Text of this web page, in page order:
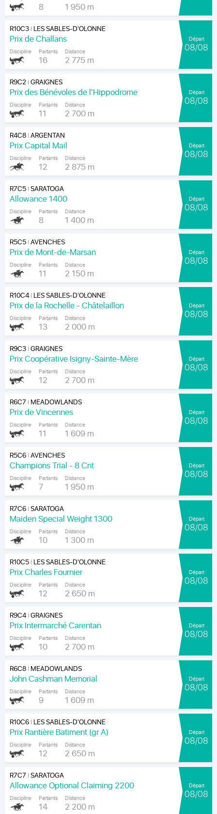
8 1 950 m
R10C3| LES SABLES-D'OLONNE
Prix de Challans
Discipline Partants
16
Distance
2 775 m
Départ
08/08
R9C2|GRAIGNES
Prix des Bénévoles de l'Hippodrome
Discipline Partants
11
Distance
2 700 m
Départ
08/08
R4C8|ARGENTAN
Prix Capital Mail
Discipline Partants
12
Distance
2 875 m
Départ
08/08
R7C5|SARATOGA
Allowance 1400
Discipline Partants
8
Distance
1 400 m
Départ
08/08
R5C5|AVENCHES
Prix de Mont-de-Marsan
Discipline Partants
11
Distance
2 150 m
Départ
08/08
R10C4| LES SABLES-D'OLONNE
Prix de la Rochelle - Châtelaillon
Discipline Partants
13
Distance
2 000 m
Départ
08/08
R9C3|GRAIGNES
Prix Coopérative Isigny-Sainte-Mère
Discipline Partants
12
Distance
2 700 m
Départ
08/08
R6C7 | MEADOWLANDS
Prix de Vincennes
Discipline Partants
11
Distance
1 609 m
Départ
08/08
R5C6|AVENCHES
Champions Trial - 8 Cnt
Discipline Partants
7
Distance
1 950 m
Départ
08/08
R7C6|SARATOGA
Maiden Special Weight 1300
Discipline Partants
10
Distance
1 300 m
Départ
08/08
R10C5| LES SABLES-D'OLONNE
Prix Charles Fournier
Discipline Partants
12
Distance
2 650 m
Départ
08/08
R9C4|GRAIGNES
Prix Intermarché Carentan
Discipline Partants
10
Distance
2 700 m
Départ
08/08
R6C8| MEADOWLANDS
John Cashman Memorial
Discipline Partants
9
Distance
1 609 m
Départ
08/08
R10C6| LES SABLES-D'OLONNE
Prix Rantière Batiment (gr A)
Discipline Partants
12
Distance
2 650 m
Départ
08/08
R7C7 |SARATOGA
Allowance Optional Claiming 2200
Discipline Partants
14
Distance
2 200 m
Départ
08/08